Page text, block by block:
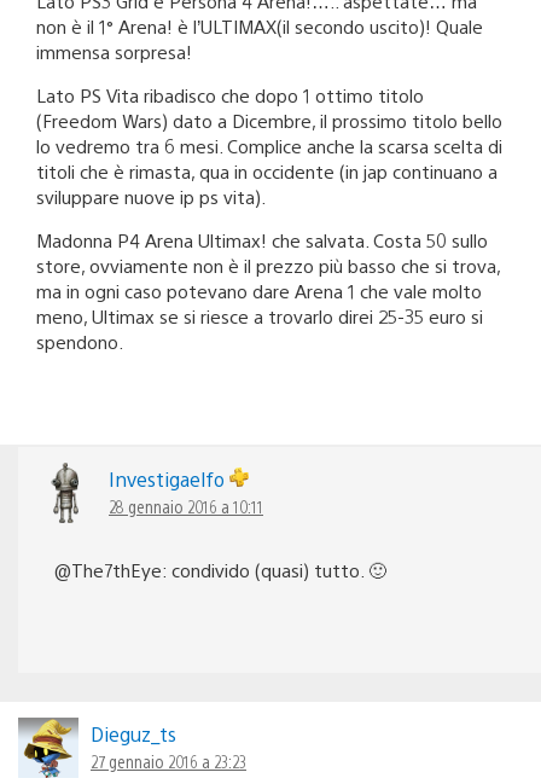
non è il 1° Arena! è l’ULTIMAX(il secondo uscito)! Quale
immensa sorpresa!
Lato PS Vita ribadisco che dopo 1 ottimo titolo
(Freedom Wars) dato a Dicembre, il prossimo titolo bello
lo vedremo tra 6 mesi. Complice anche la scarsa scelta di
titoli che è rimasta, qua in occidente (in jap continuano a
sviluppare nuove ip ps vita).
Madonna P4 Arena Ultimax! che salvata. Costa 50 sullo
store, ovviamente non è il prezzo più basso che si trova,
ma in ogni caso potevano dare Arena 1 che vale molto
meno, Ultimax se si riesce a trovarlo direi 25-35 euro si
spendono.
Investigaelfo
28 gennaio 2016 a 10:11
@The7thEye: condivido (quasi) tutto. 🙂
Dieguz_ts
27 gennaio 2016 a 23:23